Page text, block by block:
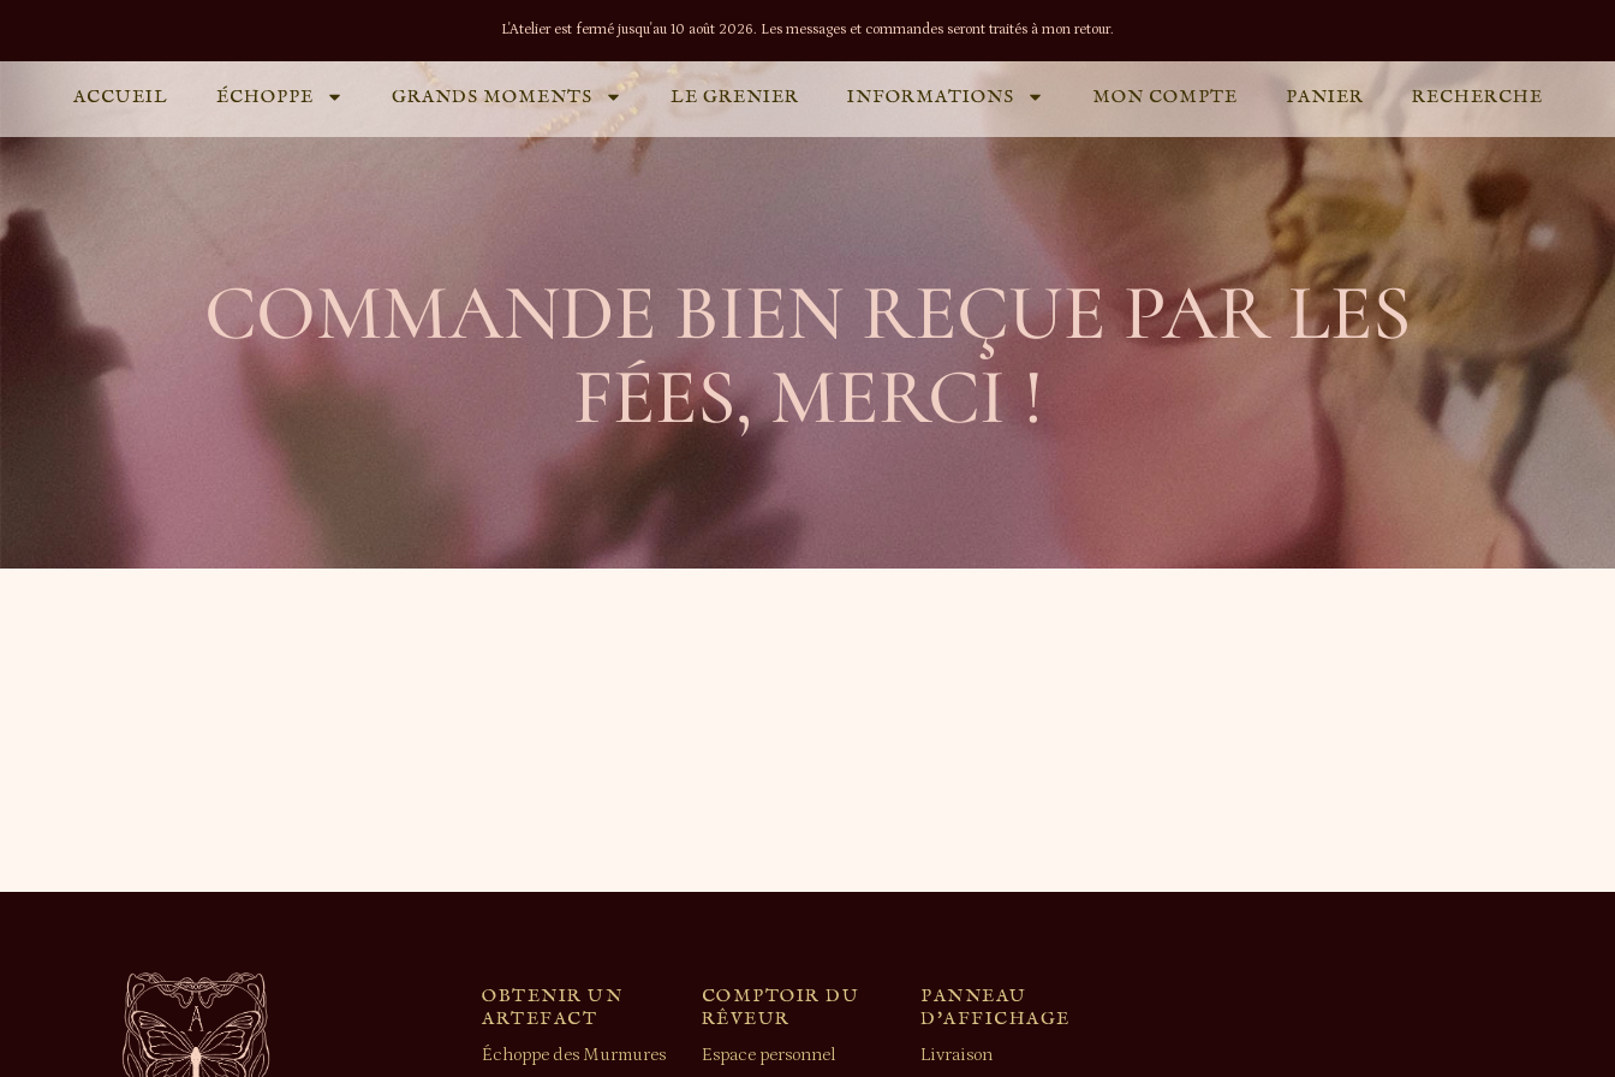
L'Atelier est fermé jusqu'au 10 août 2026. Les messages et commandes seront traités à mon retour.
ACCUEIL ÉCHOPPE GRANDS MOMENTS LE GRENIER INFORMATIONS MON COMPTE PANIER RECHERCHE
COMMANDE BIEN REÇUE PAR LES
FÉES, MERCI !
OBTENIR UN
ARTEFACT
Échoppe des Murmures
COMPTOIR DU
RÊVEUR
Espace personnel
PANNEAU
D'AFFICHAGE
Livraison